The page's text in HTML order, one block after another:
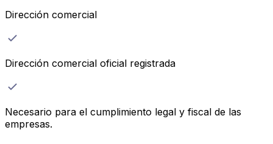
Dirección comercial
Dirección comercial oficial registrada
Necesario para el cumplimiento legal y fiscal de las
empresas.